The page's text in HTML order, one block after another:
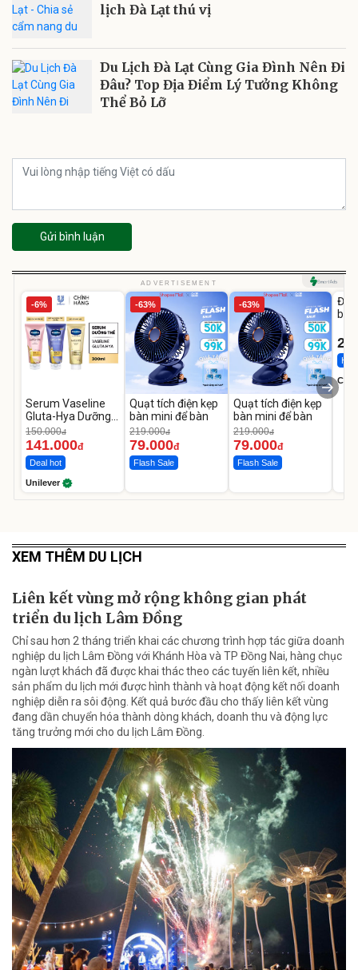
lịch Đà Lạt thú vị
Du Lịch Đà Lạt Cùng Gia Đình Nên Đi
Đâu? Top Địa Điểm Lý Tưởng Không
Thể Bỏ Lỡ
Gửi bình luận
ADVERTISEMENT
-6%
Serum Vaseline
Gluta-Hya Dưỡng
Da Sáng Mịn Sau 7
Ngày
150.000đ
141.000đ
Deal hot
Unilever
-63%
Quạt tích điện kẹp
bàn mini để bàn
219.000đ
79.000đ
Flash Sale
-63%
Quạt tích điện kẹp
bàn mini để bàn
219.000đ
79.000đ
Flash Sale
Đai
bé
Hot
XEM THÊM DU LỊCH
Liên kết vùng mở rộng không gian phát
triển du lịch Lâm Đồng
Chỉ sau hơn 2 tháng triển khai các chương trình hợp tác giữa doanh
nghiệp du lịch Lâm Đồng với Khánh Hòa và TP Đồng Nai, hàng chục
ngàn lượt khách đã được khai thác theo các tuyến liên kết, nhiều
sản phẩm du lịch mới được hình thành và hoạt động kết nối doanh
nghiệp diễn ra sôi động. Kết quả bước đầu cho thấy liên kết vùng
đang dần chuyển hóa thành dòng khách, doanh thu và động lực
tăng trưởng mới cho du lịch Lâm Đồng.